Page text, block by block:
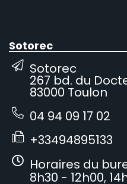
Sotorec
Sotorec
267 bd. du
83000 Toulon
04 94 09 17 02
+33494895133
Horaires du
8h30 - 12h00,